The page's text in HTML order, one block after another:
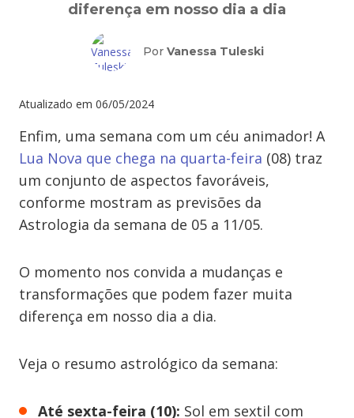
diferença em nosso dia a dia
Por Vanessa Tuleski
Atualizado em 06/05/2024
Enfim, uma semana com um céu animador! A
Lua Nova que chega na quarta-feira (08) traz
um conjunto de aspectos favoráveis,
conforme mostram as previsões da
Astrologia da semana de 05 a 11/05.
O momento nos convida a mudanças e
transformações que podem fazer muita
diferença em nosso dia a dia.
Veja o resumo astrológico da semana:
Até sexta-feira (10): Sol em sextil com